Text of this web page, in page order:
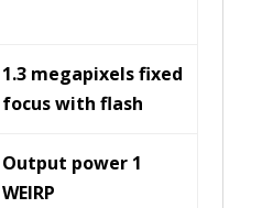
1.3 megapixels fixed
focus with flash
Output power 1
WEIRP